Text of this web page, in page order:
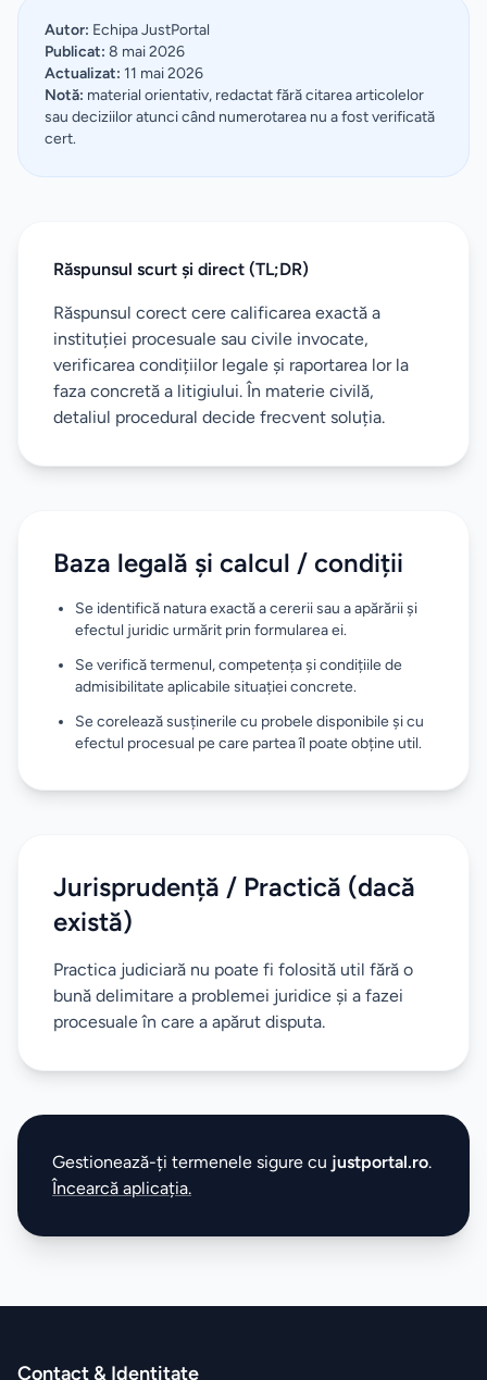
Autor: Echipa JustPortal
Publicat: 8 mai 2026
Actualizat: 11 mai 2026
Notă: material orientativ, redactat fără citarea articolelor
sau deciziilor atunci când numerotarea nu a fost verificată
cert.
Răspunsul scurt și direct (TL;DR)
Răspunsul corect cere calificarea exactă a
instituției procesuale sau civile invocate,
verificarea condițiilor legale și raportarea lor la
faza concretă a litigiului. În materie civilă,
detaliul procedural decide frecvent soluția.
Baza legală și calcul / condiții
Se identifică natura exactă a cererii sau a apărării și
efectul juridic urmărit prin formularea ei.
Se verifică termenul, competența și condițiile de
admisibilitate aplicabile situației concrete.
Se corelează susținerile cu probele disponibile și cu
efectul procesual pe care partea îl poate obține util.
Jurisprudență / Practică (dacă
există)
Practica judiciară nu poate fi folosită util fără o
bună delimitare a problemei juridice și a fazei
procesuale în care a apărut disputa.
Gestionează-ți termenele sigure cu justportal.ro.
Încearcă aplicația.
Contact & Identitate